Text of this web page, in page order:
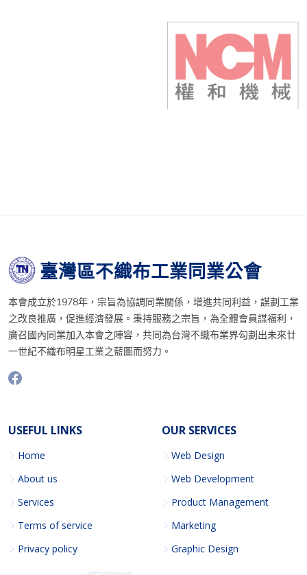
臺灣區不織布工業同業公會
本會成立於1978年，宗旨為協調同業關係，增進共同利益，謀劃工業
之改良推廣，促進經濟發展。秉持服務之宗旨，為全體會員謀福利，
廣召國內同業加入本會之陣容，共同為台灣不織布業界勾劃出未來廿
一世紀不織布明星工業之藍圖而努力。
USEFUL LINKS
Home
About us
Services
Terms of service
Privacy policy
OUR SERVICES
Web Design
Web Development
Product Management
Marketing
Graphic Design